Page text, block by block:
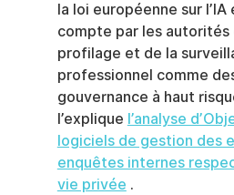
la loi européenne sur
compte par les autorités
profilage et de la
professionnel comme
gouvernance à haut
l’explique l’analyse
logiciels de gestion des
enquêtes internes
vie privée .